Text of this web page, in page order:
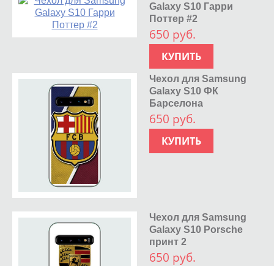
Galaxy S10 Гарри
Поттер #2
650 руб.
КУПИТЬ
Чехол для Samsung
Galaxy S10 ФК
Барселона
650 руб.
КУПИТЬ
Чехол для Samsung
Galaxy S10 Porsche
принт 2
650 руб.